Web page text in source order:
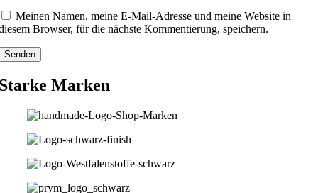
Meinen Namen, meine E-Mail-Adresse und meine Website in
Browser, für die nächste Kommentierung, speichern.
Marken